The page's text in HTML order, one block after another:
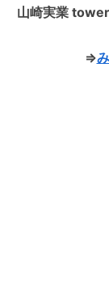
山崎実業
⇒